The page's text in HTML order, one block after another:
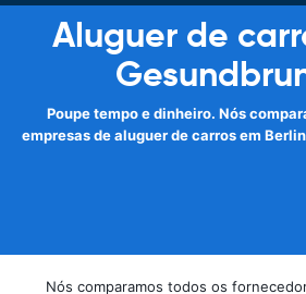
Aluguer de
Poupe tempo e dinheiro. Nós
empresas de aluguer de carros em
Nós comparamos todos os